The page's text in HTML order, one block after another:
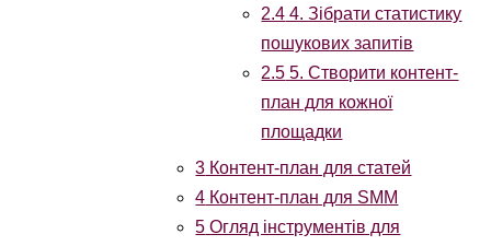
2.4 4. Зібрати статистику
пошукових запитів
2.5 5. Створити контент-
план для кожної
площадки
3 Контент-план для статей
4 Контент-план для SMM
5 Огляд інструментів для